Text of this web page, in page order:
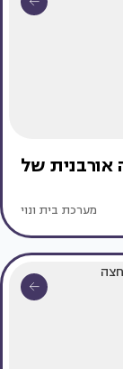
אורבנית של
מערכת בית ונוי